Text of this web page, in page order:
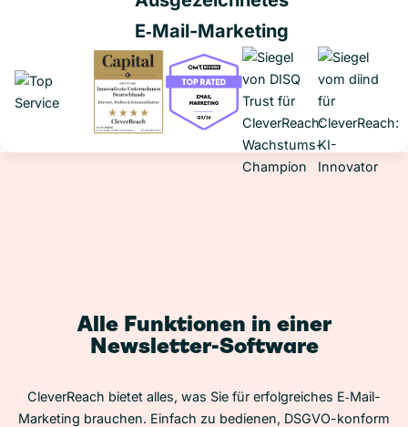
E‑Mail-Marketing
Alle Funktionen in einer
Newsletter-Software
CleverReach bietet alles, was Sie für erfolgreiches E‑Mail-
Marketing brauchen. Einfach zu bedienen, DSGVO-konform